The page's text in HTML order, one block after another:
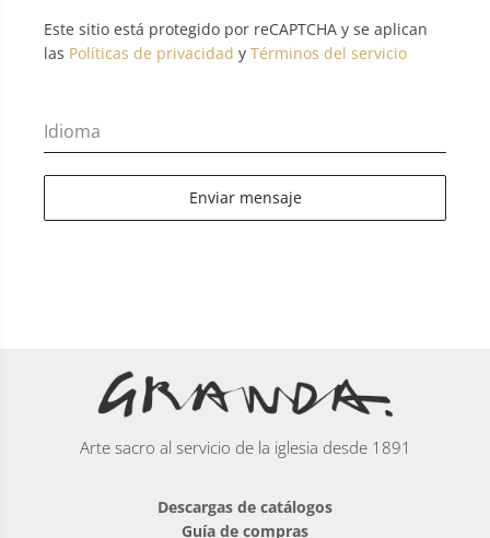
Este sitio está protegido por reCAPTCHA y se aplican
las Políticas de privacidad y Términos del servicio
Idioma
Enviar mensaje
Arte sacro al servicio de la iglesia desde 1891
Descargas de catálogos
Guía de compras